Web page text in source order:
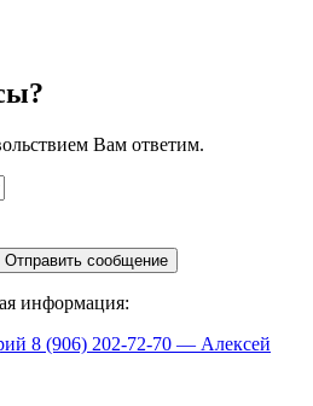
Вам ответим.
информация:
8 (906) 202-72-70 — Алексей